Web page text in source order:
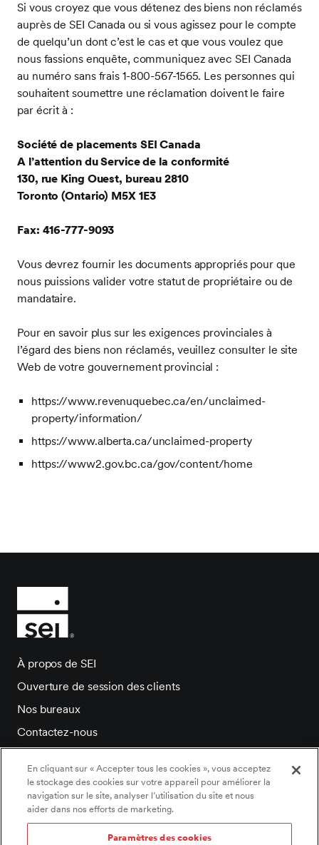
Si vous croyez que vous détenez des biens non réclamés
auprès de SEI Canada ou si vous agissez pour le compte
de quelqu’un dont c’est le cas et que vous voulez que
nous fassions enquête, communiquez avec SEI Canada
au numéro sans frais 1-800-567-1565. Les personnes qui
souhaitent soumettre une réclamation doivent le faire
par écrit à :
Société de placements SEI Canada
A l’attention du Service de la conformité
130, rue King Ouest, bureau 2810
Toronto (Ontario) M5X 1E3
Fax: 416-777-9093
Vous devrez fournir les documents appropriés pour que
nous puissions valider votre statut de propriétaire ou de
mandataire.
Pour en savoir plus sur les exigences provinciales à
l’égard des biens non réclamés, veuillez consulter le site
Web de votre gouvernement provincial :
https://www.revenuquebec.ca/en/unclaimed-
property/information/
https://www.alberta.ca/unclaimed-property
https://www2.gov.bc.ca/gov/content/home
À propos de SEI
Ouverture de session des clients
Nos bureaux
Contactez-nous
Carrieres
En cliquant sur « Accepter tous les cookies », vous acceptez
le stockage des cookies sur votre appareil pour améliorer la
navigation sur le site, analyser l’utilisation du site et nous
aider dans nos efforts de marketing.
Paramètres des cookies